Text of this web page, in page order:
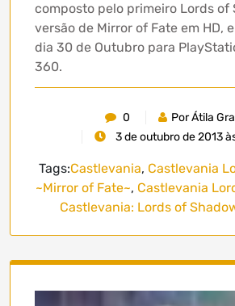
composto pelo primeiro Lords of
versão de Mirror of Fate em HD,
dia 30 de Outubro para
360.
0
Por Átila
3 de outubro de 2013
Tags:Castlevania, Castlevania
~Mirror of Fate~, Castlevania
Castlevania: Lords of